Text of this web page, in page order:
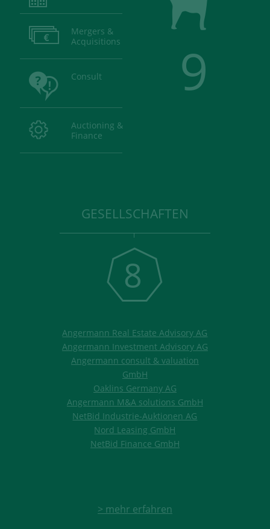
Mergers &
Acquisitions
Consult
Auctioning &
Finance
9
GESELLSCHAFTEN
8
Angermann Real Estate Advisory AG
Angermann Investment Advisory AG
Angermann consult & valuation
GmbH
Oaklins Germany AG
Angermann M&A solutions GmbH
NetBid Industrie-Auktionen AG
Nord Leasing GmbH
NetBid Finance GmbH
> mehr erfahren